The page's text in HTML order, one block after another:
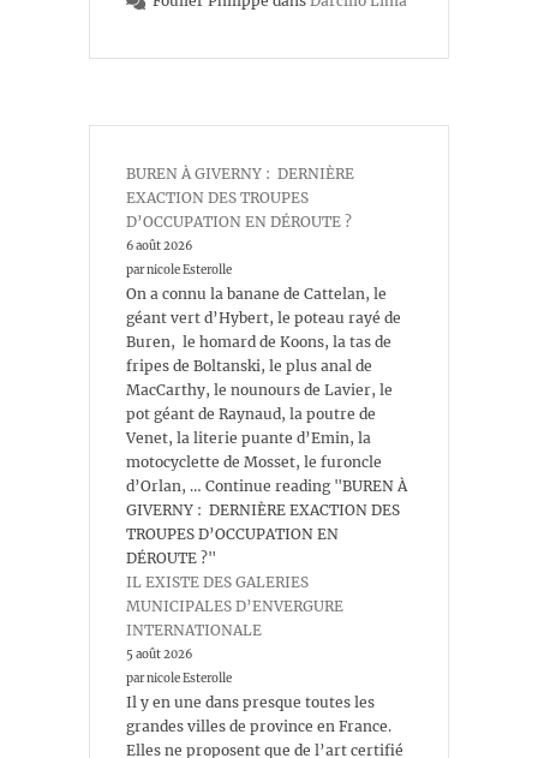
BUREN À GIVERNY : DERNIÈRE
EXACTION DES TROUPES
D’OCCUPATION EN DÉROUTE ?
6 août 2026
par nicole Esterolle
On a connu la banane de Cattelan, le
géant vert d’Hybert, le poteau rayé de
Buren, le homard de Koons, la tas de
fripes de Boltanski, le plus anal de
MacCarthy, le nounours de Lavier, le
pot géant de Raynaud, la poutre de
Venet, la literie puante d’Emin, la
motocyclette de Mosset, le furoncle
d’Orlan, … Continue reading "BUREN À
GIVERNY : DERNIÈRE EXACTION DES
TROUPES D’OCCUPATION EN
DÉROUTE ?"
IL EXISTE DES GALERIES
MUNICIPALES D’ENVERGURE
INTERNATIONALE
5 août 2026
par nicole Esterolle
Il y en une dans presque toutes les
grandes villes de province en France.
Elles ne proposent que de l’art certifié